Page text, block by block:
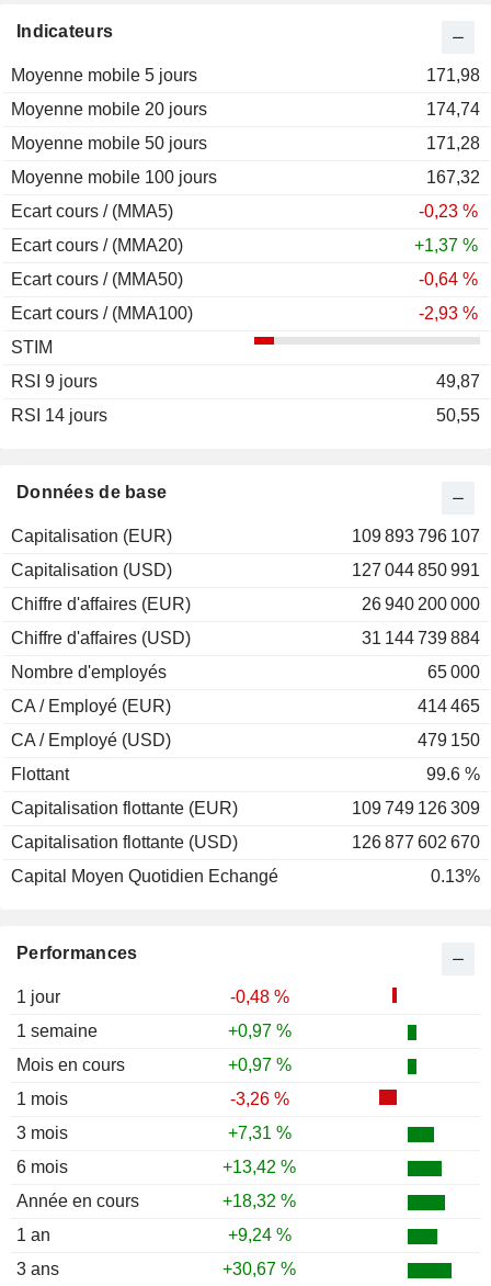
Performances
1 jour
-0,48 %
1 semaine
+0,97 %
Mois en cours
+0,97 %
1 mois
-3,26 %
3 mois
+7,31 %
6 mois
+13,42 %
Année en cours
+18,32 %
1 an
+9,24 %
3 ans
+30,67 %
Données de base
Capitalisation (EUR)
109 893 796 107
Capitalisation (USD)
127 044 850 991
Chiffre d'affaires (EUR)
26 940 200 000
Chiffre d'affaires (USD)
31 144 739 884
Nombre d'employés
65 000
CA / Employé (EUR)
414 465
CA / Employé (USD)
479 150
Flottant
99.6 %
Capitalisation flottante (EUR)
109 749 126 309
Capitalisation flottante (USD)
126 877 602 670
Capital Moyen Quotidien Echangé
0.13%
Indicateurs
Moyenne mobile 5 jours
171,98
Moyenne mobile 20 jours
174,74
Moyenne mobile 50 jours
171,28
Moyenne mobile 100 jours
167,32
Ecart cours / (MMA5)
-0,23 %
Ecart cours / (MMA20)
+1,37 %
Ecart cours / (MMA50)
-0,64 %
Ecart cours / (MMA100)
-2,93 %
STIM
RSI 9 jours
49,87
RSI 14 jours
50,55
2012
2011
+1,00 %
2010
+21,58 %
2009
+26,86 %
2008
-29,27 %
2007
2006
2005
2004
2003
+11,38 %
2002
2001
1999
1997
1996